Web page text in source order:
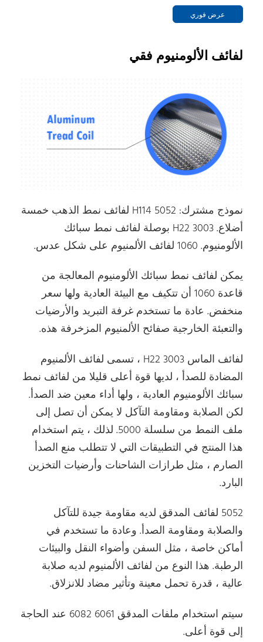
عرض فوري
لفائف الألومنيوم فقي
نموذج مشترك: 5052 H114 لفائف نمط الذهب خمسة
أضلاع. 3003 H22 بوصلة لفائف نمط سبائك
الألومنيوم. 1060 لفائف الألمنيوم على شكل عدس.
يمكن لفائف نمط سبائك الألومنيوم المعالجة من
قاعدة 1060 أن تتكيف مع البيئة العادية ولها سعر
منخفض. عادة ما تستخدم غرفة التبريد والأرضيات
والتعبئة الخارجية صفائح الألمنيوم المزخرفة هذه.
لفائف الماس 3003 H22 ، تسمى لفائف الألمنيوم
المضادة للصدأ ، لديها قوة أعلى قليلا من لفائف نمط
سبائك الألومنيوم العادية ، ولها أداء معين ضد الصدأ.
لكن الصلابة ومقاومة التآكل لا يمكن أن تصل إلى
ملف النمط من سلسلة 5000. لذلك ، يتم استخدام
هذا المنتج في التطبيقات التي لا تتطلب منع الصدأ
الصارم ، مثل طرازات الشاحنات وأرضيات التخزين
البارد.
5052 لفائف المدقق لديه مقاومة جيدة للتآكل
والصلابة ومقاومة الصدأ. وعادة ما تستخدم في
أماكن خاصة ، مثل السفن وأضواء النقل والبيئات
الرطبة. هذا النوع من لفائف الألمنيوم لديه صلابة
عالية ، قدرة تحمل معينة وتأثير مضاد للانزلاق.
سيتم استخدام ملفات المدقق 6061 6082 عند الحاجة
إلى قوة أعلى.